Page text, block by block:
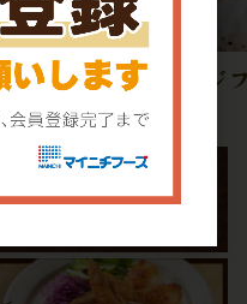
アジ